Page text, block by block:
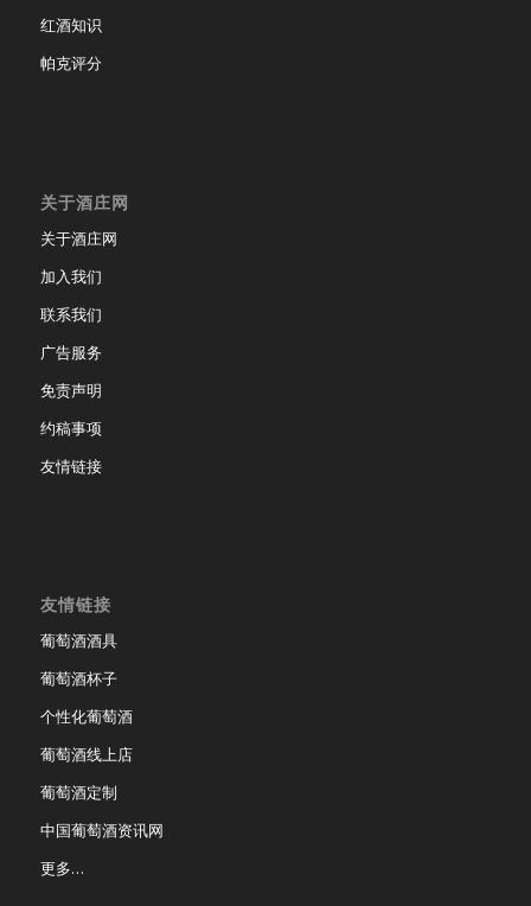
红酒知识
帕克评分
关于酒庄网
关于酒庄网
加入我们
联系我们
广告服务
免责声明
约稿事项
友情链接
友情链接
葡萄酒酒具
葡萄酒杯子
个性化葡萄酒
葡萄酒线上店
葡萄酒定制
中国葡萄酒资讯网
更多…